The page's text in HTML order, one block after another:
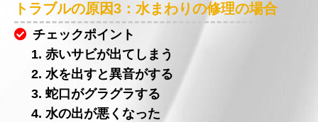
トラブルの原因3：水まわりの修理の場合
チェックポイント
1. 赤いサビが出てしまう
2. 水を出すと異音がする
3. 蛇口がグラグラする
4. 水の出が悪くなった